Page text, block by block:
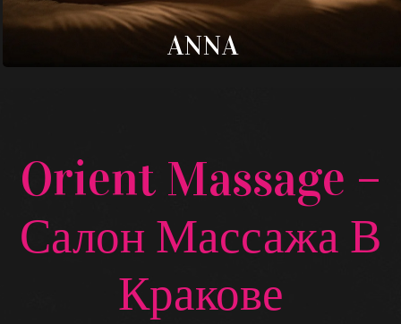
WIKTORIA
Orient Massage –
Салон Массажа В
Кракове